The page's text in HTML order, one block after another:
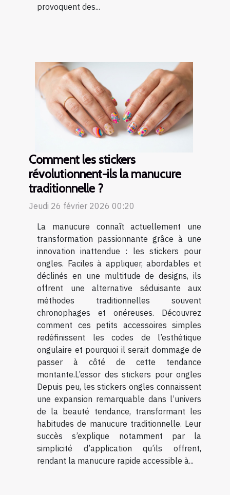
provoquent des...
Comment les stickers
révolutionnent-ils la manucure
traditionnelle ?
Jeudi 26 février 2026 00:20
La manucure connaît actuellement une
transformation passionnante grâce à une
innovation inattendue : les stickers pour
ongles. Faciles à appliquer, abordables et
déclinés en une multitude de designs, ils
offrent une alternative séduisante aux
méthodes traditionnelles souvent
chronophages et onéreuses. Découvrez
comment ces petits accessoires simples
redéfinissent les codes de l’esthétique
ongulaire et pourquoi il serait dommage de
passer à côté de cette tendance
montante.L’essor des stickers pour ongles
Depuis peu, les stickers ongles connaissent
une expansion remarquable dans l’univers
de la beauté tendance, transformant les
habitudes de manucure traditionnelle. Leur
succès s’explique notamment par la
simplicité d’application qu’ils offrent,
rendant la manucure rapide accessible à...